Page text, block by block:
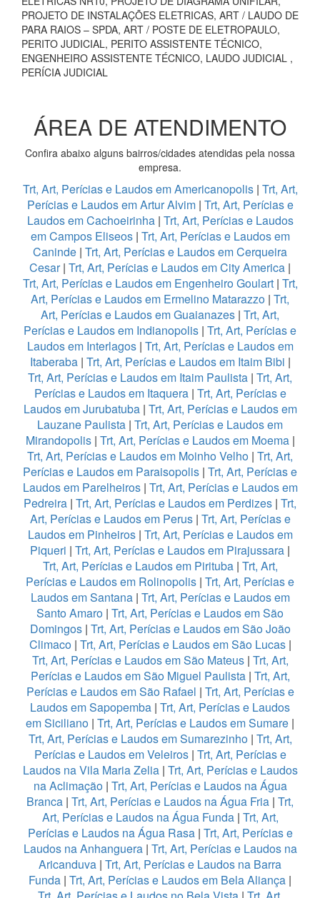
PROJETO DE INSTALAÇÕES ELETRICAS, ART / LAUDO DE
PARA RAIOS – SPDA, ART / POSTE DE ELETROPAULO,
PERITO JUDICIAL, PERITO ASSISTENTE TÉCNICO,
ENGENHEIRO ASSISTENTE TÉCNICO, LAUDO JUDICIAL ,
PERÍCIA JUDICIAL
ÁREA DE ATENDIMENTO
Confira abaixo alguns bairros/cidades atendidas pela nossa
empresa.
Trt, Art, Perícias e Laudos em Americanopolis | Trt, Art,
Perícias e Laudos em Artur Alvim | Trt, Art, Perícias e
Laudos em Cachoeirinha| Trt, Art, Perícias e Laudos
em Campos Eliseos | Trt, Art, Perícias e Laudos em
Caninde | Trt, Art, Perícias e Laudos em Cerqueira
Cesar| Trt, Art, Perícias e Laudos em City America |
Trt, Art, Perícias e Laudos em Engenheiro Goulart | Trt,
Art, Perícias e Laudos em Ermelino Matarazzo | Trt,
Art, Perícias e Laudos em Guaianazes | Trt, Art,
Perícias e Laudos em Indianopolis | Trt, Art, Perícias e
Laudos em Interlagos| Trt, Art, Perícias e Laudos em
Itaberaba| Trt, Art, Perícias e Laudos em Itaim Bibi |
Trt, Art, Perícias e Laudos em Itaim Paulista | Trt, Art,
Perícias e Laudos em Itaquera| Trt, Art, Perícias e
Laudos em Jurubatuba| Trt, Art, Perícias e Laudos em
Lauzane Paulista | Trt, Art, Perícias e Laudos em
Mirandopolis| Trt, Art, Perícias e Laudos em Moema|
Trt, Art, Perícias e Laudos em Moinho Velho | Trt, Art,
Perícias e Laudos em Paraisopolis | Trt, Art, Perícias e
Laudos em Parelheiros| Trt, Art, Perícias e Laudos em
Pedreira | Trt, Art, Perícias e Laudos em Perdizes | Trt,
Art, Perícias e Laudos em Perus| Trt, Art, Perícias e
Laudos em Pinheiros| Trt, Art, Perícias e Laudos em
Piqueri | Trt, Art, Perícias e Laudos em Pirajussara |
Trt, Art, Perícias e Laudos em Pirituba| Trt, Art,
Perícias e Laudos em Rolinopolis | Trt, Art, Perícias e
Laudos em Santana| Trt, Art, Perícias e Laudos em
Santo Amaro | Trt, Art, Perícias e Laudos em São
Domingos| Trt, Art, Perícias e Laudos em São João
Climaco| Trt, Art, Perícias e Laudos em São Lucas|
Trt, Art, Perícias e Laudos em São Mateus | Trt, Art,
Perícias e Laudos em São Miguel Paulista| Trt, Art,
Perícias e Laudos em São Rafael | Trt, Art, Perícias e
Laudos em Sapopemba | Trt, Art, Perícias e Laudos
em Siciliano | Trt, Art, Perícias e Laudos em Sumare |
Trt, Art, Perícias e Laudos em Sumarezinho| Trt, Art,
Perícias e Laudos em Veleiros| Trt, Art, Perícias e
Laudos na Vila Maria Zelia| Trt, Art, Perícias e Laudos
na Aclimação| Trt, Art, Perícias e Laudos na Água
Branca | Trt, Art, Perícias e Laudos na Água Fria | Trt,
Art, Perícias e Laudos na Água Funda| Trt, Art,
Perícias e Laudos na Água Rasa | Trt, Art, Perícias e
Laudos na Anhanguera| Trt, Art, Perícias e Laudos na
Aricanduva | Trt, Art, Perícias e Laudos na Barra
Funda | Trt, Art, Perícias e Laudos em Bela Aliança |